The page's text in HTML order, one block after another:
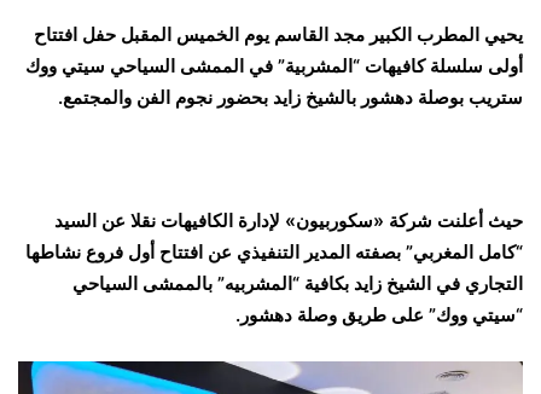
يحيي المطرب الكبير مجد القاسم يوم الخميس المقبل حفل افتتاح
أولى سلسلة كافيهات “المشربية” في الممشى السياحي سيتي ووك
ستريب بوصلة دهشور بالشيخ زايد بحضور نجوم الفن والمجتمع.
حيث أعلنت شركة «سكوربيون» لإدارة الكافيهات نقلا عن السيد
“كامل المغربي” بصفته المدير التنفيذي عن افتتاح أول فروع نشاطها
التجاري في الشيخ زايد بكافية “المشربيه” بالممشى السياحي
“سيتي ووك” على طريق وصلة دهشور.